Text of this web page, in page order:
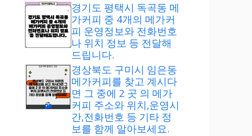
경기도 평택시 독곡동 메
가커피 중 4개의 메가커
피 운영정보와 전화번호
나 위치 정보 등 전달해
드립니다.
경상북도 구미시 임은동
메가커피를 찾고 계시다
면 그 중에 2 곳 의 메가
커피 주소와 위치,운영시
간,전화번호 등 기타 정
보를 함께 알아보세요.